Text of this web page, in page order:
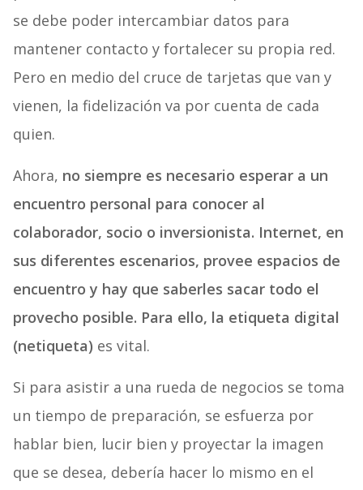
se debe poder intercambiar datos para
mantener contacto y fortalecer su propia red.
Pero en medio del cruce de tarjetas que van y
vienen, la fidelización va por cuenta de cada
quien.
Ahora, no siempre es necesario esperar a un
encuentro personal para conocer al
colaborador, socio o inversionista. Internet, en
sus diferentes escenarios, provee espacios de
encuentro y hay que saberles sacar todo el
provecho posible. Para ello, la etiqueta digital
(netiqueta) es vital.
Si para asistir a una rueda de negocios se toma
un tiempo de preparación, se esfuerza por
hablar bien, lucir bien y proyectar la imagen
que se desea, debería hacer lo mismo en el